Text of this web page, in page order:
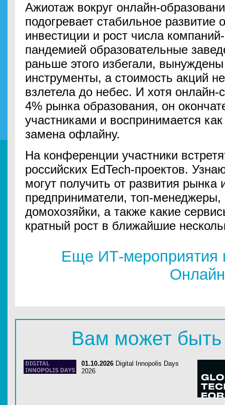
Ажиотаж вокруг онлайн-
подогревает стабильное развитие
инвестиции и рост числа
пандемией образовательные
раньше этого избегали,
инструменты, а стоимость акций
взлетела до небес. И хотя онлайн-
4% рынка образования, он
участниками и воспринимается
замена офлайну.
На конференции участники
российских EdTech-проектов.
могут получить от развития рынка
предприниматели, топ-менеджеры,
домохозяйки, а также какие
кратный рост в ближайшие
Еще ИТ-мероприятия
Онлайн
Вам может быть
01.10.2026 Digital Innopolis Days
2026